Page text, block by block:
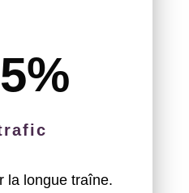
%
la longue traîne.